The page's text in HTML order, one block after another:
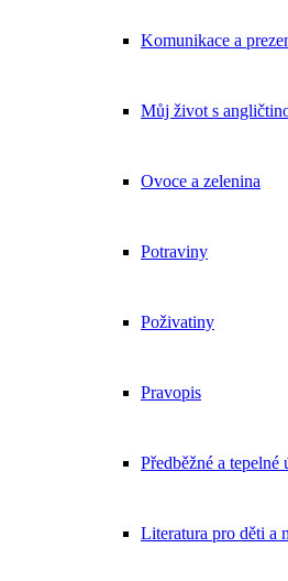
Komunikace a
Můj život s
Ovoce a zelenina
Potraviny
Poživatiny
Pravopis
Předběžné a tepelné
Literatura pro děti a